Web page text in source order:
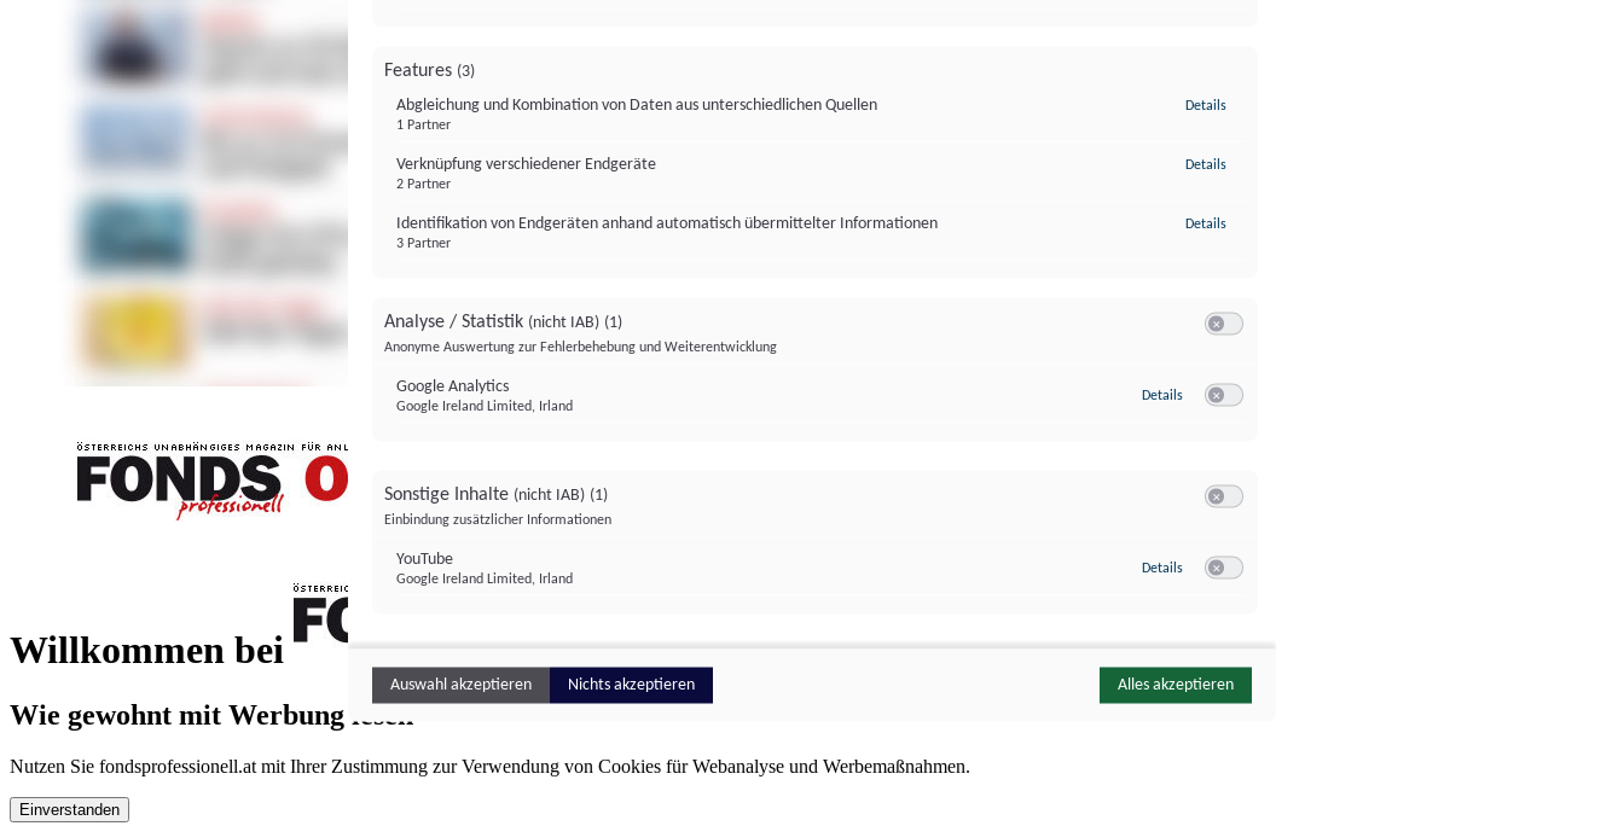
Willkommen bei
FONDS professionell
Wie gewohnt mit Werbung lesen
Nutzen Sie fondsprofessionell.at mit Ihrer Zustimmung zur Verwendung von Cookies für Webanalyse und Werbemaßnahmen.
Einverstanden
Features (3)
Abgleichung und Kombination von Daten aus unterschiedlichen Quellen
1 Partner
Details
Verknüpfung verschiedener Endgeräte
2 Partner
Details
Identifikation von Endgeräten anhand automatisch übermittelter Informationen
3 Partner
Details
Analyse / Statistik (nicht IAB) (1)
Anonyme Auswertung zur Fehlerbehebung und Weiterentwicklung
Google Analytics
Google Ireland Limited, Irland
Details zu Google Analytics
Sonstige Inhalte (nicht IAB) (1)
Einbindung zusätzlicher Informationen
YouTube
Google Ireland Limited, Irland
Details zu YouTube
Auswahl akzeptieren Nichts akzeptieren Alles akzeptieren